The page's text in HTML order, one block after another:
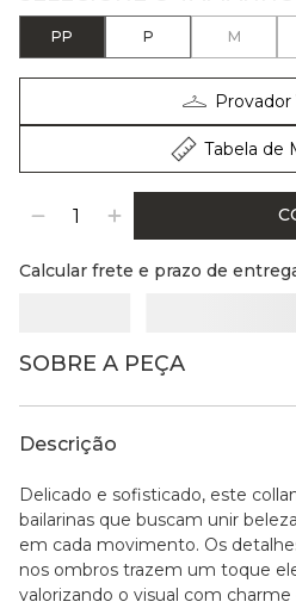
PP P M
Provador
Tabela de
Calcular frete e prazo de
SOBRE A PEÇA
Descrição
Delicado e sofisticado, este
bailarinas que buscam unir
em cada movimento. Os
nos ombros trazem um toque
valorizando o visual com charme